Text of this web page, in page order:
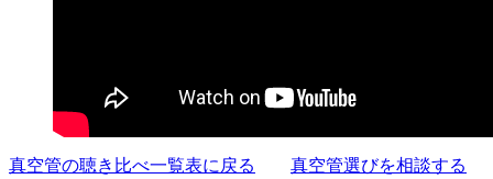
真空管の聴き比べ一覧表に戻る 真空管選びを相談する